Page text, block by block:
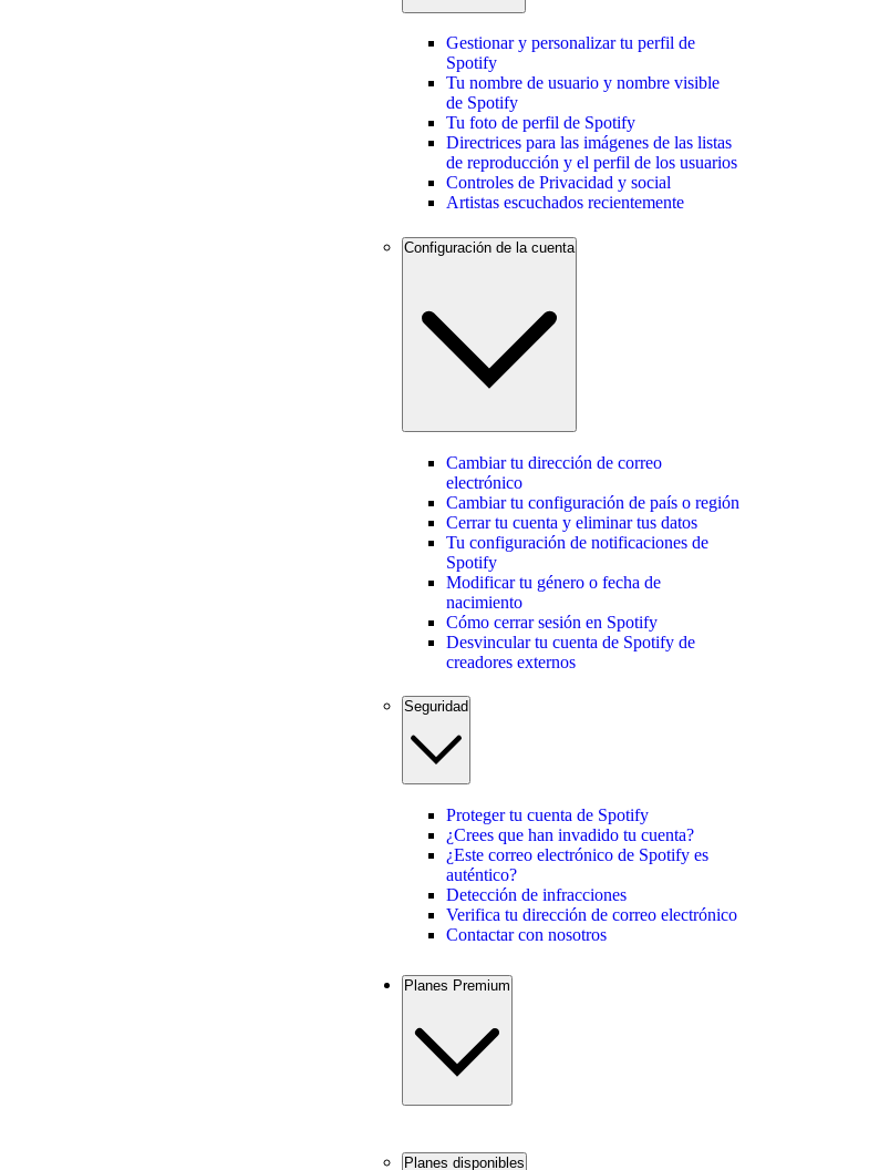
Gestionar y personalizar tu perfil de
Spotify
Tu nombre de usuario y nombre visible
de Spotify
Tu foto de perfil de Spotify
Directrices para las imágenes de las listas
de reproducción y el perfil de los usuarios
Controles de Privacidad y social
Artistas escuchados recientemente
Configuración de la cuenta
Cambiar tu dirección de correo
electrónico
Cambiar tu configuración de país o región
Cerrar tu cuenta y eliminar tus datos
Tu configuración de notificaciones de
Spotify
Modificar tu género o fecha de
nacimiento
Cómo cerrar sesión en Spotify
Desvincular tu cuenta de Spotify de
creadores externos
Seguridad
Proteger tu cuenta de Spotify
¿Crees que han invadido tu cuenta?
¿Este correo electrónico de Spotify es
auténtico?
Detección de infracciones
Verifica tu dirección de correo electrónico
Contactar con nosotros
Planes Premium
Planes disponibles